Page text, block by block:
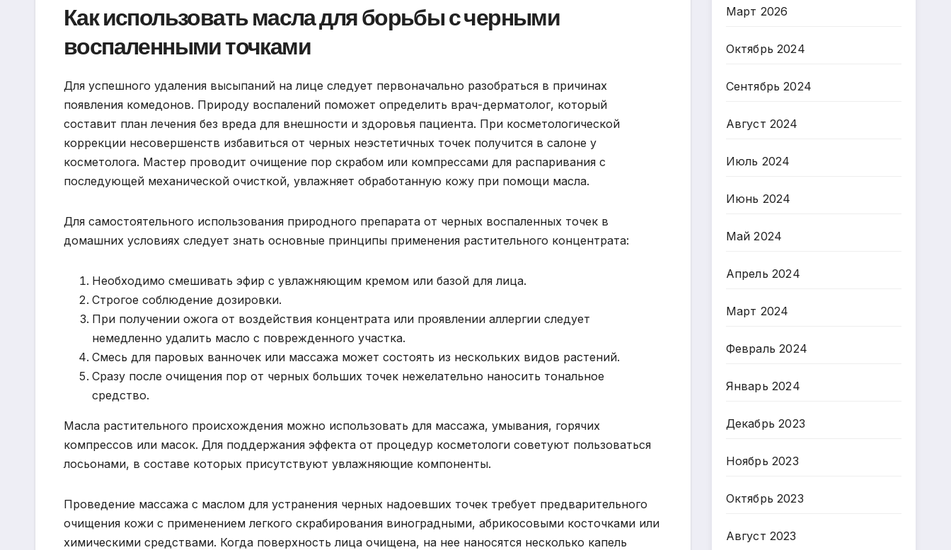
Как использовать масла для борьбы с черными
воспаленными точками
Для успешного удаления высыпаний на лице следует первоначально разобраться в причинах
появления комедонов. Природу воспалений поможет определить врач-дерматолог, который
составит план лечения без вреда для внешности и здоровья пациента. При косметологической
коррекции несовершенств избавиться от черных неэстетичных точек получится в салоне у
косметолога. Мастер проводит очищение пор скрабом или компрессами для распаривания с
последующей механической очисткой, увлажняет обработанную кожу при помощи масла.
Для самостоятельного использования природного препарата от черных воспаленных точек в
домашних условиях следует знать основные принципы применения растительного концентрата:
Необходимо смешивать эфир с увлажняющим кремом или базой для лица.
Строгое соблюдение дозировки.
При получении ожога от воздействия концентрата или проявлении аллергии следует
немедленно удалить масло с поврежденного участка.
Смесь для паровых ванночек или массажа может состоять из нескольких видов растений.
Сразу после очищения пор от черных больших точек нежелательно наносить тональное
средство.
Масла растительного происхождения можно использовать для массажа, умывания, горячих
компрессов или масок. Для поддержания эффекта от процедур косметологи советуют пользоваться
лосьонами, в составе которых присутствуют увлажняющие компоненты.
Проведение массажа с маслом для устранения черных надоевших точек требует предварительного
очищения кожи с применением легкого скрабирования виноградными, абрикосовыми косточками или
химическими средствами. Когда поверхность лица очищена, на нее наносятся несколько капель
Март 2026
Октябрь 2024
Сентябрь 2024
Август 2024
Июль 2024
Июнь 2024
Май 2024
Апрель 2024
Март 2024
Февраль 2024
Январь 2024
Декабрь 2023
Ноябрь 2023
Октябрь 2023
Август 2023